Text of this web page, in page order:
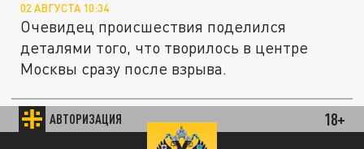
АВТОРИЗАЦИЯ 18+
02 АВГУСТА 10:34
Очевидец происшествия поделился
деталями того, что творилось в центре
Москвы сразу после взрыва.
ПОЛИТИКА